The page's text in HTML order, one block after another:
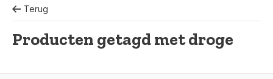
Terug
Producten getagd met droge